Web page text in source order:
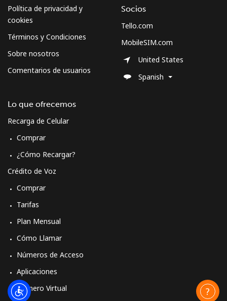
Política de privacidad y
cookies
Términos y Condiciones
Sobre nosotros
Comentarios de usuarios
Lo que ofrecemos
Recarga de Celular
Comprar
¿Cómo Recargar?
Crédito de Voz
Comprar
Tarifas
Plan Mensual
Cómo Llamar
Números de Acceso
Aplicaciones
Número Virtual
Socios
Tello.com
MobileSIM.com
United States
Spanish